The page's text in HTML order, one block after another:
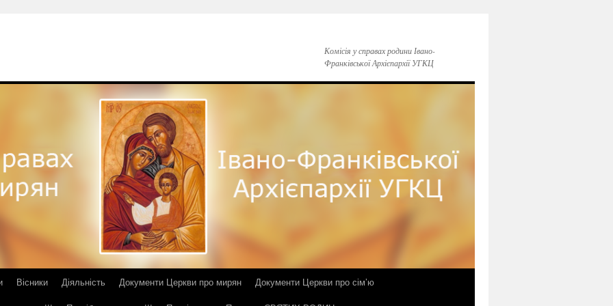
Комісія у справах родини Івано-
Франківської Архієпархії УГКЦ
Вісники Діяльність Документи Церкви про мирян
Документи Церкви про сім’ю